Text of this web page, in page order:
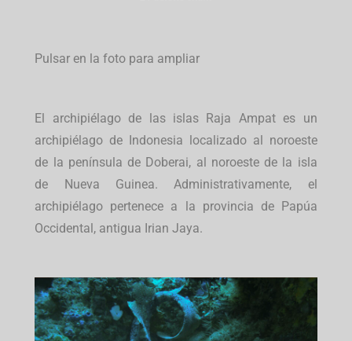
Pulsar en la foto para ampliar
El archipiélago de las islas Raja Ampat es un
archipiélago de Indonesia localizado al noroeste
de la península de Doberai, al noroeste de la isla
de Nueva Guinea. Administrativamente, el
archipiélago pertenece a la provincia de Papúa
Occidental, antigua Irian Jaya.